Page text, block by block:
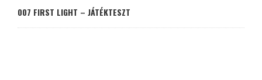
007 FIRST LIGHT – JÁTÉKTESZT